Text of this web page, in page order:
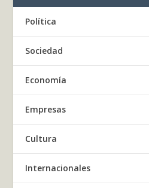
Política
Sociedad
Economía
Empresas
Cultura
Internacionales